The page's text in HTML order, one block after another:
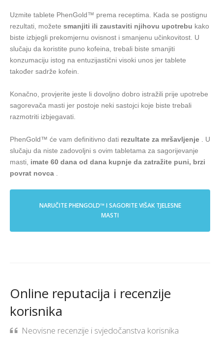
Uzmite tablete PhenGold™ prema receptima. Kada se postignu
rezultati, možete smanjiti ili zaustaviti njihovu upotrebu kako
biste izbjegli prekomjernu ovisnost i smanjenu učinkovitost. U
slučaju da koristite puno kofeina, trebali biste smanjiti
konzumaciju istog na entuzijastični visoki unos jer tablete
također sadrže kofein.
Konačno, provjerite jeste li dovoljno dobro istražili prije upotrebe
sagorevača masti jer postoje neki sastojci koje biste trebali
razmotriti izbjegavati.
PhenGold™ će vam definitivno dati rezultate za mršavljenje . U
slučaju da niste zadovoljni s ovim tabletama za sagorijevanje
masti, imate 60 dana od dana kupnje da zatražite puni, brzi
povrat novca
NARUČITE PHENGOLD™ I SAGORITE VIŠAK TJELESNE
MASTI
Online reputacija i recenzije
korisnika
Neovisne recenzije i svjedočanstva korisnika